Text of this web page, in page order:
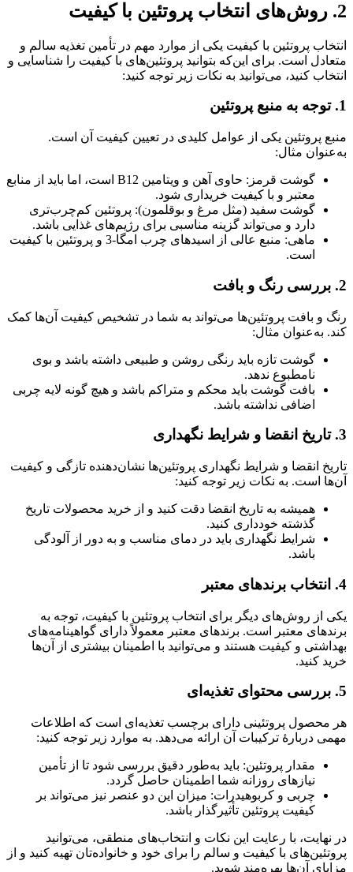
2. روش‌های انتخاب پروتئین با کیفیت
انتخاب پروتئین با کیفیت یکی از موارد مهم در تأمین تغذیه سالم و
متعادل است. برای این‌که بتوانید پروتئین‌های با کیفیت را شناسایی و
انتخاب کنید، می‌توانید به نکات زیر توجه کنید:
1. توجه به منبع پروتئین
منبع پروتئین یکی از عوامل کلیدی در تعیین کیفیت آن است.
به‌عنوان مثال:
گوشت قرمز: حاوی آهن و ویتامین B12 است، اما باید از منابع
معتبر و با کیفیت خریداری شود.
گوشت سفید (مثل مرغ و بوقلمون): پروتئین کم‌چرب‌تری
دارد و می‌تواند گزینه مناسبی برای رژیم‌های غذایی باشد.
ماهی: منبع عالی از اسیدهای چرب امگا-3 و پروتئین با کیفیت
است.
2. بررسی رنگ و بافت
رنگ و بافت پروتئین‌ها می‌تواند به شما در تشخیص کیفیت آن‌ها کمک
کند. به‌عنوان مثال:
گوشت تازه باید رنگی روشن و طبیعی داشته باشد و بوی
نامطبوع ندهد.
بافت گوشت باید محکم و متراکم باشد و هیچ گونه لایه چربی
اضافی نداشته باشد.
3. تاریخ انقضا و شرایط نگهداری
تاریخ انقضا و شرایط نگهداری پروتئین‌ها نشان‌دهنده تازگی و کیفیت
آن‌ها است. به نکات زیر توجه کنید:
همیشه به تاریخ انقضا دقت کنید و از خرید محصولات تاریخ
گذشته خودداری کنید.
شرایط نگهداری باید در دمای مناسب و به دور از آلودگی
باشد.
4. انتخاب برندهای معتبر
یکی از روش‌های دیگر برای انتخاب پروتئین با کیفیت، توجه به
برندهای معتبر است. برندهای معتبر معمولاً دارای گواهینامه‌های
بهداشتی و کیفیت هستند و می‌توانید با اطمینان بیشتری از آن‌ها
خرید کنید.
5. بررسی محتوای تغذیه‌ای
هر محصول پروتئینی دارای برچسب تغذیه‌ای است که اطلاعات
مهمی دربارهٔ ترکیبات آن ارائه می‌دهد. به موارد زیر توجه کنید:
مقدار پروتئین: باید به‌طور دقیق بررسی شود تا از تأمین
نیازهای روزانه شما اطمینان حاصل گردد.
چربی و کربوهیدرات: میزان این دو عنصر نیز می‌تواند بر
کیفیت پروتئین تأثیرگذار باشد.
در نهایت، با رعایت این نکات و انتخاب‌های منطقی، می‌توانید
پروتئین‌های با کیفیت و سالم را برای خود و خانواده‌تان تهیه کنید و از
مزایای آن‌ها بهره‌مند شوید.